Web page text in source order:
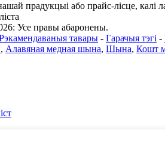
прадукцыі або прайс-лісце, калі
Усе правы абаронены.
тавары - Гарачыя тэгі -
, Алавяная медная шына, Шына, Кошт